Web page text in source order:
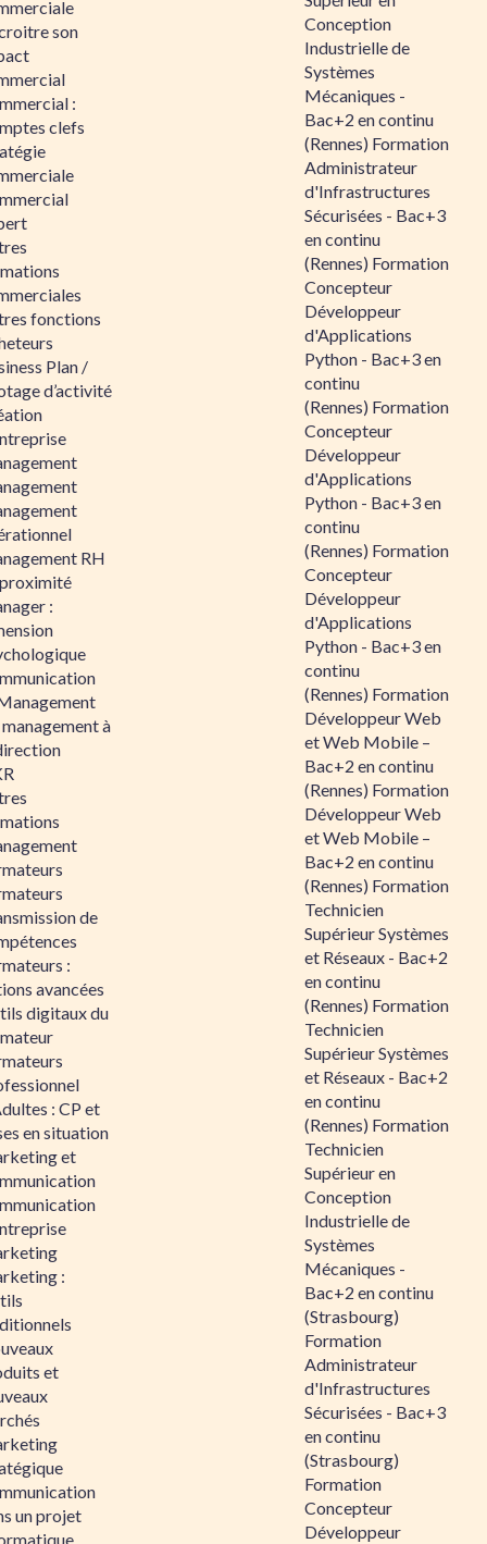
son
:
clefs
fonctions
Plan /
d’activité
RH
:
à
de
:
avancées
digitaux du
: CP et
en situation
et
:
et
un projet
Conception
Industrielle de
Systèmes
Mécaniques -
Bac+2 en continu
(Rennes) Formation
Administrateur
d'Infrastructures
Sécurisées - Bac+3
en continu
(Rennes) Formation
Concepteur
Développeur
d'Applications
Python - Bac+3 en
continu
(Rennes) Formation
Concepteur
Développeur
d'Applications
Python - Bac+3 en
continu
(Rennes) Formation
Concepteur
Développeur
d'Applications
Python - Bac+3 en
continu
(Rennes) Formation
Développeur Web
et Web Mobile –
Bac+2 en continu
(Rennes) Formation
Développeur Web
et Web Mobile –
Bac+2 en continu
(Rennes) Formation
Technicien
Supérieur Systèmes
et Réseaux - Bac+2
en continu
(Rennes) Formation
Technicien
Supérieur Systèmes
et Réseaux - Bac+2
en continu
(Rennes) Formation
Technicien
Supérieur en
Conception
Industrielle de
Systèmes
Mécaniques -
Bac+2 en continu
(Strasbourg)
Formation
Administrateur
d'Infrastructures
Sécurisées - Bac+3
en continu
(Strasbourg)
Formation
Concepteur
Développeur